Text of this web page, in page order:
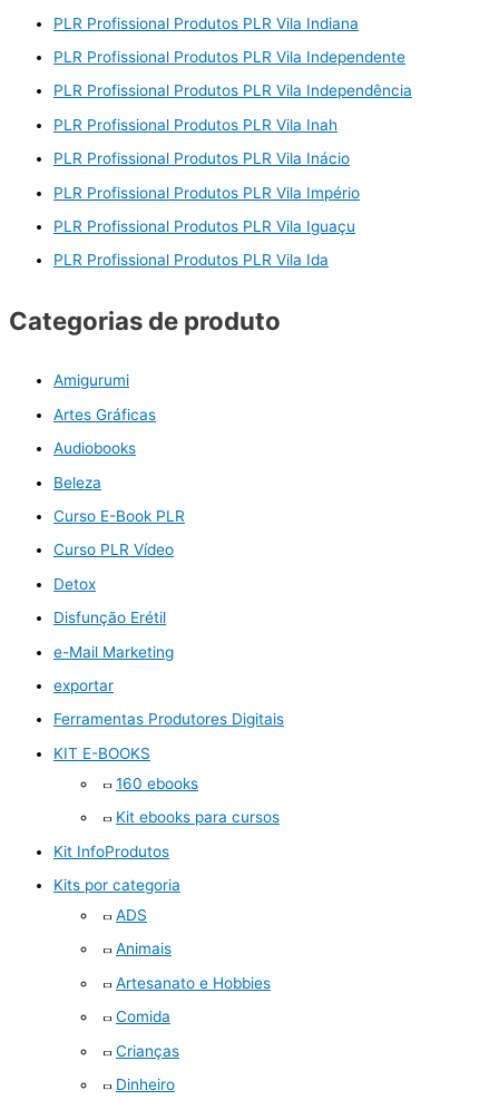
PLR Profissional Produtos PLR Vila Indiana
PLR Profissional Produtos PLR Vila Independente
PLR Profissional Produtos PLR Vila Independência
PLR Profissional Produtos PLR Vila Inah
PLR Profissional Produtos PLR Vila Inácio
PLR Profissional Produtos PLR Vila Império
PLR Profissional Produtos PLR Vila Iguaçu
PLR Profissional Produtos PLR Vila Ida
Categorias de produto
Amigurumi
Artes Gráficas
Audiobooks
Beleza
Curso E-Book PLR
Curso PLR Vídeo
Detox
Disfunção Erétil
e-Mail Marketing
exportar
Ferramentas Produtores Digitais
KIT E-BOOKS
160 ebooks
Kit ebooks para cursos
Kit InfoProdutos
Kits por categoria
ADS
Animais
Artesanato e Hobbies
Comida
Crianças
Dinheiro